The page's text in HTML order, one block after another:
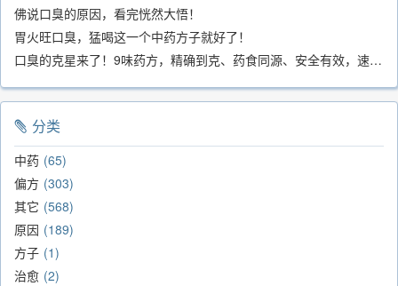
佛说口臭的原因，看完恍然大悟！
胃火旺口臭，猛喝这一个中药方子就好了！
口臭的克星来了！9味药方，精确到克、药食同源、安全有效，速看！
分类
中药 65
偏方 303
其它 568
原因 189
方子 1
治愈 2